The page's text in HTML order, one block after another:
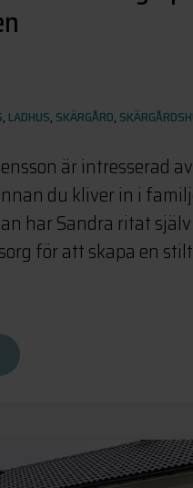
, LADHUS, SKÄRGÅRD,
är intresserad
du kliver in i
har Sandra ritat
för att skapa en